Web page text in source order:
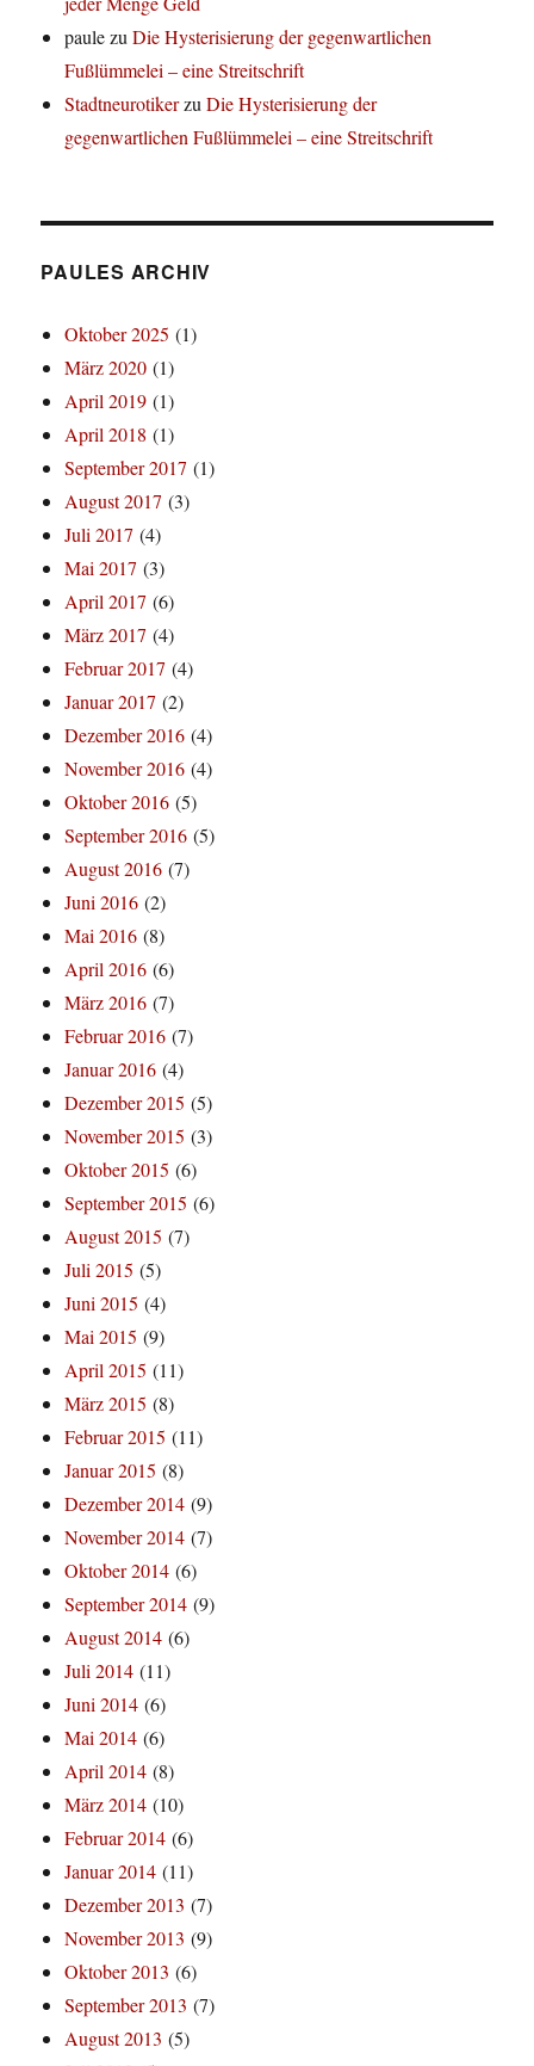
paulezuDie Hysterisierung der gegenwartlichen
Fußlümmelei – eine Streitschrift
StadtneurotikerzuDie Hysterisierung der
gegenwartlichen Fußlümmelei – eine Streitschrift
PAULES ARCHIV
Oktober 2025 (1)
März 2020 (1)
April 2019 (1)
April 2018 (1)
September 2017 (1)
August 2017 (3)
Juli 2017 (4)
Mai 2017 (3)
April 2017 (6)
März 2017 (4)
Februar 2017 (4)
Januar 2017 (2)
Dezember 2016 (4)
November 2016 (4)
Oktober 2016 (5)
September 2016 (5)
August 2016 (7)
Juni 2016 (2)
Mai 2016 (8)
April 2016 (6)
März 2016 (7)
Februar 2016 (7)
Januar 2016 (4)
Dezember 2015 (5)
November 2015 (3)
Oktober 2015 (6)
September 2015 (6)
August 2015 (7)
Juli 2015 (5)
Juni 2015 (4)
Mai 2015 (9)
April 2015 (11)
März 2015 (8)
Februar 2015 (11)
Januar 2015 (8)
Dezember 2014 (9)
November 2014 (7)
Oktober 2014 (6)
September 2014 (9)
August 2014 (6)
Juli 2014 (11)
Juni 2014 (6)
Mai 2014 (6)
April 2014 (8)
März 2014 (10)
Februar 2014 (6)
Januar 2014 (11)
Dezember 2013 (7)
November 2013 (9)
Oktober 2013 (6)
September 2013 (7)
August 2013 (5)